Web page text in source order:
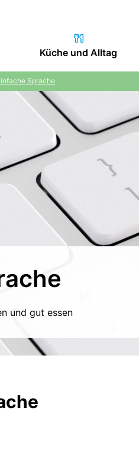
Küche und Alltag
Sprache
und gut essen